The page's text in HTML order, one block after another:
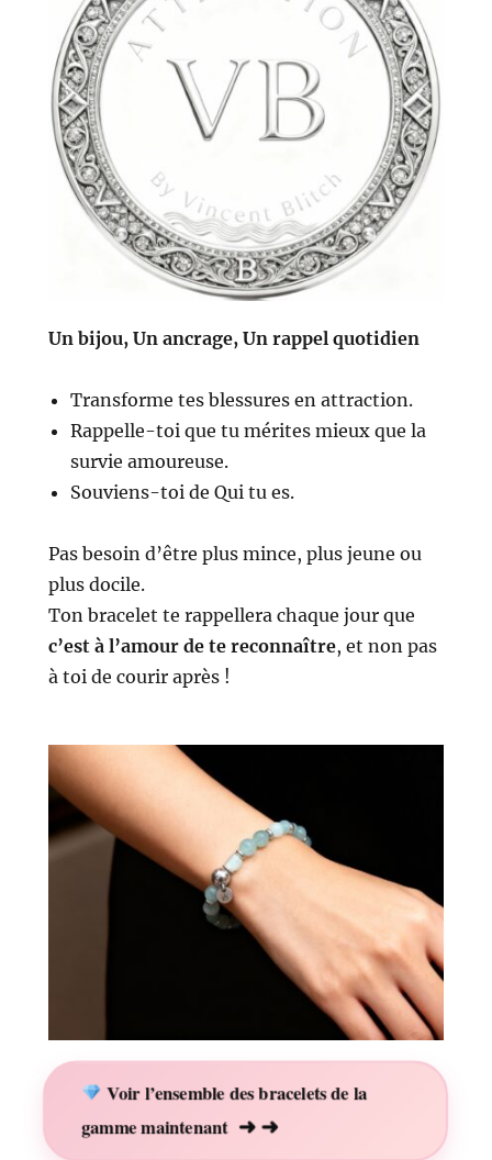
Un bijou, Un ancrage, Un rappel quotidien
Transforme tes blessures en attraction.
Rappelle-toi que tu mérites mieux que la
survie amoureuse.
Souviens-toi de Qui tu es.
Pas besoin d’être plus mince, plus jeune ou
plus docile.
Ton bracelet te rappellera chaque jour que
c’est à l’amour de te reconnaître,et non pas
à toi de courir après !
Voir l’ensemble des bracelets de la
gamme maintenant ➜ ➜